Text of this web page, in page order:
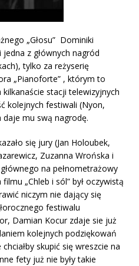
„Głosu” Dominiki
z głównych nagród
tylko za reżyserię
„Pianoforte” , którym to
stacji telewizyjnych
kolejnych festiwali (Nyon,
daje mu swą nagrodę.
się jury (Jan Holoubek,
Zuzanna Wrońska i
na pełnometrażowy
„Chleb i sól” był oczywistą
niczym nie dający się
festiwalu
Damian Kocur zdaje sie już
kolejnych podziękowań
skupić się wreszcie na
fety już nie były takie